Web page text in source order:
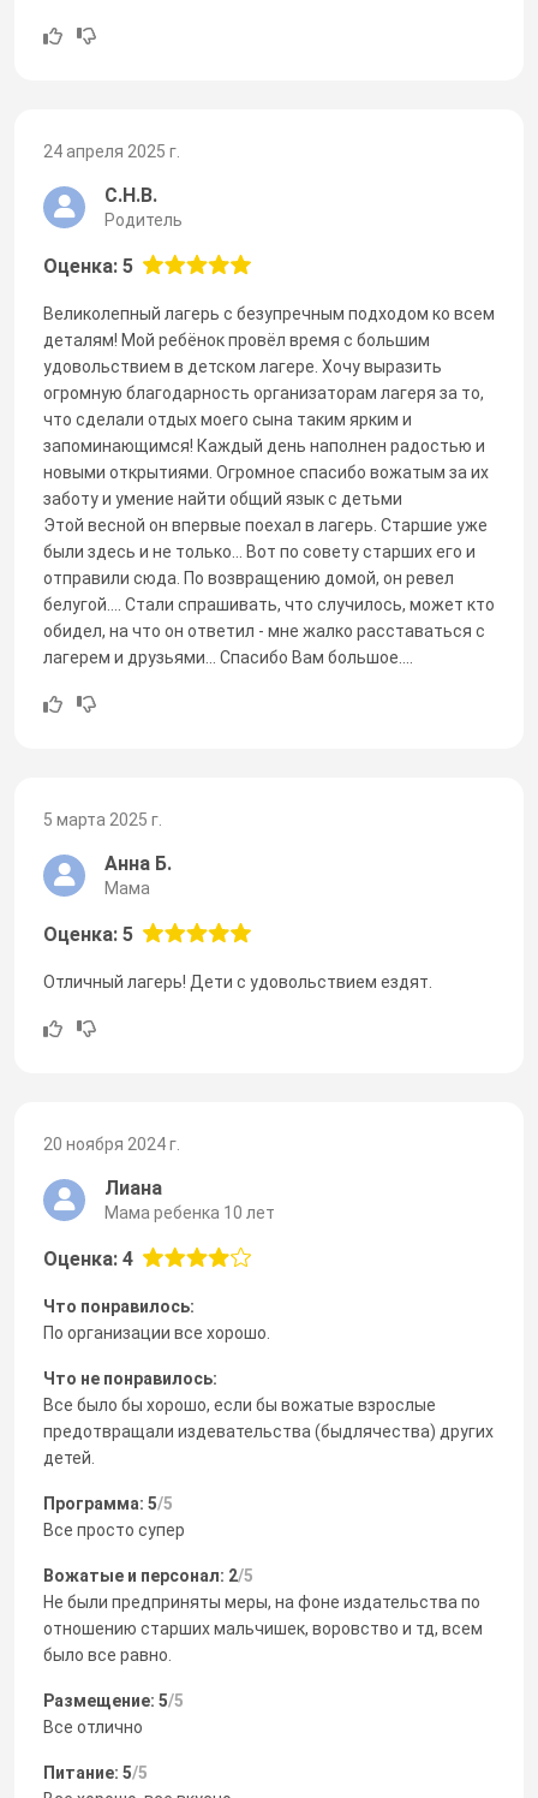
24 апреля 2025 г.
С.Н.В.
Родитель
Оценка: 5
Великолепный лагерь с безупречным подходом ко всем
деталям! Мой ребёнок провёл время с большим
удовольствием в детском лагере. Хочу выразить
огромную благодарность организаторам лагеря за то,
что сделали отдых моего сына таким ярким и
запоминающимся! Каждый день наполнен радостью и
новыми открытиями. Огромное спасибо вожатым за их
заботу и умение найти общий язык с детьми
Этой весной он впервые поехал в лагерь. Старшие уже
были здесь и не только... Вот по совету старших его и
отправили сюда. По возвращению домой, он ревел
белугой.... Стали спрашивать, что случилось, может кто
обидел, на что он ответил - мне жалко расставаться с
лагерем и друзьями... Спасибо Вам большое....
5 марта 2025 г.
Анна Б.
Мама
Оценка: 5
Отличный лагерь! Дети с удовольствием ездят.
20 ноября 2024 г.
Лиана
Мама ребенка 10 лет
Оценка: 4
Что понравилось:
По организации все хорошо.
Что не понравилось:
Все было бы хорошо, если бы вожатые взрослые
предотвращали издевательства (быдлячества) других
детей.
Программа: 5/5
Все просто супер
Вожатые и персонал: 2/5
Не были предприняты меры, на фоне издательства по
отношению старших мальчишек, воровство и тд, всем
было все равно.
Размещение: 5/5
Все отлично
Питание: 5/5